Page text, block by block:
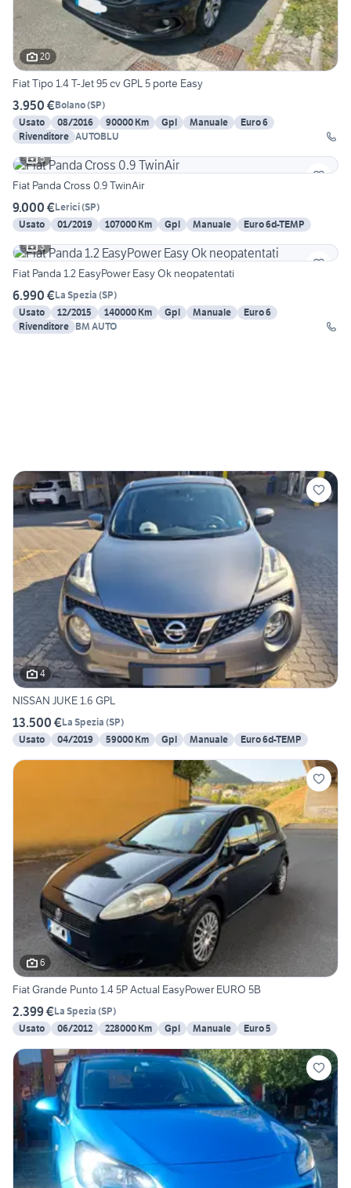
20
Fiat Tipo 1.4 T-Jet 95 cv GPL 5 porte Easy
3.950 €Bolano(SP)
Usato
08/2016 90000 Km Gpl Manuale
Euro 6
Rivenditore AUTOBLU
5
Fiat Panda Cross 0.9 TwinAir
9.000 €Lerici(SP)
Usato
01/2019 107000 Km Gpl Manuale
Euro 6d-TEMP
3
Fiat Panda 1.2 EasyPower Easy Ok neopatentati
6.990 €La Spezia (SP)
Usato
12/2015 140000 Km Gpl Manuale
Euro 6
Rivenditore BM AUTO
4
NISSAN JUKE 1.6 GPL
13.500 €La Spezia (SP)
Usato
04/2019 59000 Km Gpl Manuale Euro 6d-TEMP
6
Fiat Grande Punto 1.4 5P Actual EasyPower EURO 5B
2.399 €La Spezia (SP)
Usato
06/2012 228000 Km Gpl Manuale Euro 5